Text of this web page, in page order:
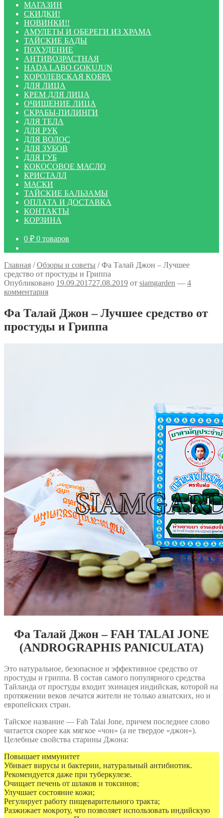
МАГАЗИН
СКИДКИ!
НОВИНКИ!!
АМУЛЕТЫ И ОБЕРЕГИ ИЗ ХРАМА
ТАЙСКИЕ БАДЫ
ПОХУДЕНИЕ
АНТИВОЗРАСТНАЯ
HADA LABO GOKUJUN
КОРОЛЕВСКАЯ КОБРА
ДЛЯ ЛИЦА
КРЕМ ДЛЯ ЛИЦА
ОЧИЩЕНИЕ ЛИЦА
СКРАБЫ-ПИЛИНГИ
ДЛЯ ТЕЛА
ДЛЯ РУК
ДЛЯ ВОЛОС
ДЛЯ ЗУБОВ
ДЛЯ ГУБ
КОКОСОВОЕ МАСЛО
КРИСТАЛЛ
МАСКИ
ТАЙСКИЕ БАЛЬЗАМЫ
ОПЛАТА И ДОСТАВКА
КОНТАКТЫ
КОРЗИНА
0 ₽ 0 товаров
Главная /Обзоры и советы /Фа Талай Джон – Лучшее
средство от простуды и Гриппа
Опубликовано 19.09.201727.08.2019 от siamgarden — 4
комментария
Фа Талай Джон – Лучшее средство от
простуды и Гриппа
Фа Талай Джон – FAH TALAI JONE
(ANDROGRAPHIS PANICULATA)
Это натуральное, безопасное и эффективное средство от
простуды и гриппа. В состав самого популярного средства
Тайланда от простуды входит эхинацея индийская, которой на
протяжении веков лечатся жители не только азиатских, но и
европейских стран.
Тайское название — Fah Talai Jone, причем последнее слово
читается скорее как мягкое «чон» (а не твердое «джон»).
Целебные свойства старины Джона:
Повышает иммунитет
Убивает вирусы и бактерии, натуральный антибиотик.
Рекомендуется даже при туберкулезе.
Очищает печень от шлаков и токсинов;
Улучшает состояние кожи;
Регулирует работу пищеварительного тракта;
Разжижает мокроту, что позволяет использовать индийскую